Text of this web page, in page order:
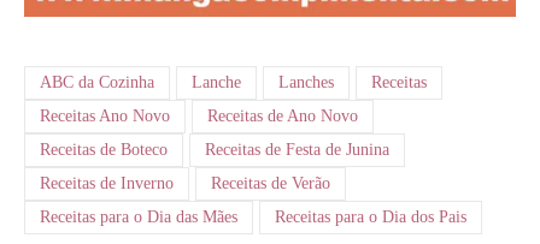
ABC da Cozinha Lanche Lanches
Receitas
Receitas Ano Novo
Receitas de Ano Novo
Receitas de Boteco
Receitas de Festa de Junina
Receitas de Inverno
Receitas de Verão
Receitas para o Dia das Mães
Receitas para o Dia dos Pais